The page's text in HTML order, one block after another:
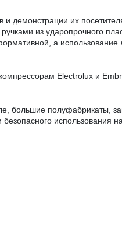
демонстрации их
из ударопрочного
а
Electrolux и
большие полуфабрикаты,
использования на